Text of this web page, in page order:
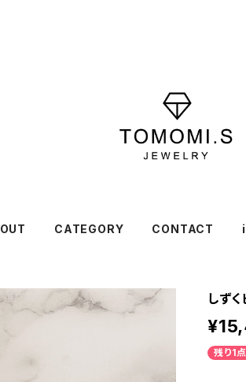
CATEGORY CONTACT
しず
残り1点